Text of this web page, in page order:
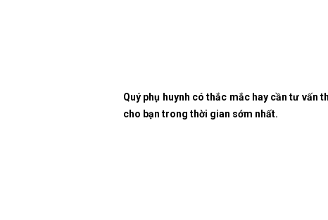
Quý phụ huynh có thắc mắc hay cần tư vấn
cho bạn trong thời gian sớm nhất.